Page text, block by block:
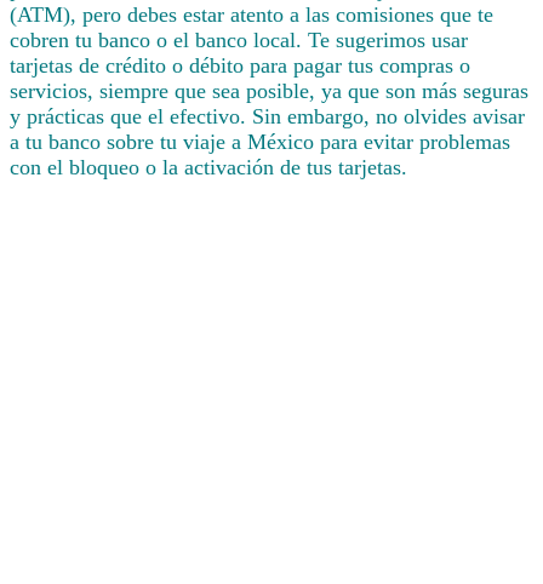
(ATM), pero debes estar atento a las comisiones que te
cobren tu banco o el banco local. Te sugerimos usar
tarjetas de crédito o débito para pagar tus compras o
servicios, siempre que sea posible, ya que son más seguras
y prácticas que el efectivo. Sin embargo, no olvides avisar
a tu banco sobre tu viaje a México para evitar problemas
con el bloqueo o la activación de tus tarjetas.